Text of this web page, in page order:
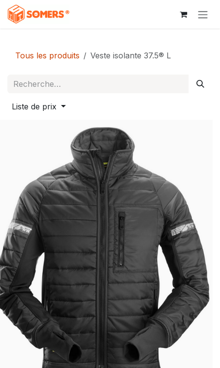
Se rendre au contenu
Tous les produits Veste isolante 37.5® L
Liste de prix